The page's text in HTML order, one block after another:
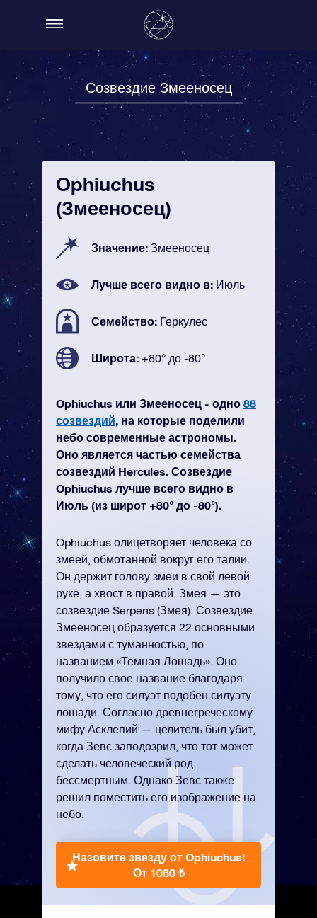
Созвездие Змееносец
Ophiuchus
(Змееносец)
Значение: Змееносец
Лучше всего видно в: Июль
Семейство: Геркулес
Широта: +80° до -80°
Ophiuchus или Змееносец - одно 88
созвездий, на которые поделили
небо современные астрономы.
Оно является частью семейства
созвездий Hercules. Созвездие
Ophiuchus лучше всего видно в
Июль (из широт +80° до -80°).
Ophiuchus олицетворяет человека со
змеей, обмотанной вокруг его талии.
Он держит голову змеи в свой левой
руке, а хвост в правой. Змея — это
созвездие Serpens (Змея). Созвездие
Змееносец образуется 22 основными
звездами с туманностью, по
названием «Темная Лошадь». Оно
получило свое название благодаря
тому, что его силуэт подобен силуэту
лошади. Согласно древнегреческому
мифу Асклепий — целитель был убит,
когда Зевс заподозрил, что тот может
сделать человеческий род
бессмертным. Однако Зевс также
решил поместить его изображение на
небо.
Назовите звезду от Ophiuchus!
От 1080 ₺